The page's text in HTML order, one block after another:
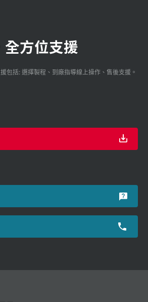
方位支援
包括: 選擇製程、到廠指導線上操作、售後支援。